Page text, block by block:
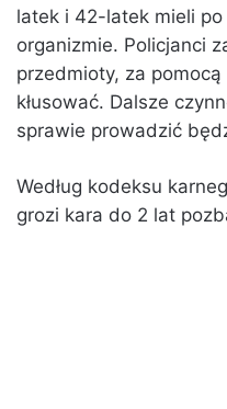
latek i 42-latek mieli
organizmie. Policjanci
przedmioty, za
kłusować. Dalsze
sprawie prowadzić
Według kodeksu
grozi kara do 2 lat